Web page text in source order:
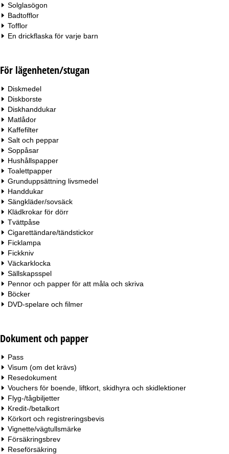
Solglasögon
Badtofflor
Tofflor
En drickflaska för varje barn
För lägenheten/stugan
Diskmedel
Diskborste
Diskhanddukar
Matlådor
Kaffefilter
Salt och peppar
Soppåsar
Hushållspapper
Toalettpapper
Grunduppsättning livsmedel
Handdukar
Sängkläder/sovsäck
Klädkrokar för dörr
Tvättpåse
Cigarettändare/tändstickor
Ficklampa
Fickkniv
Väckarklocka
Sällskapsspel
Pennor och papper för att måla och skriva
Böcker
DVD-spelare och filmer
Dokument och papper
Pass
Visum (om det krävs)
Resedokument
Vouchers för boende, liftkort, skidhyra och skidlektioner
Flyg-/tågbiljetter
Kredit-/betalkort
Körkort och registreringsbevis
Vignette/vägtullsmärke
Försäkringsbrev
Reseförsäkring